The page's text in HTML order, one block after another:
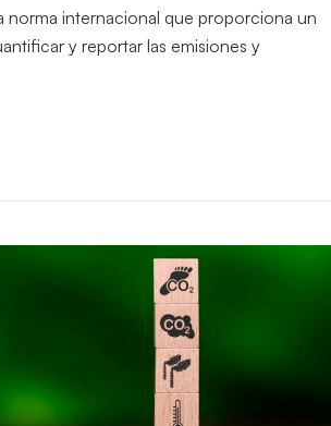
norma internacional que proporciona un
y reportar las emisiones y